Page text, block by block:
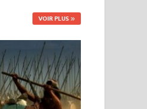
VOIR PLUS